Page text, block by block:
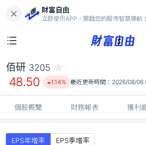
財富自由
立即使用APP，開啟您的股市智慧導航！
48.50
1.14%
佰研 3205
48.50 1.14% 最近更新時間： 2026/08/06
個股概覽 財務報表 獲利
EPS年增率 EPS季增率